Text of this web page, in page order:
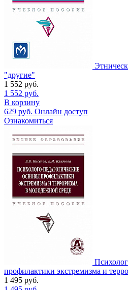
"другие"
1 552 руб.
1 552 руб.
В корзину
629 руб. Онлайн доступ
Ознакомиться
профилактики экстремизма и
1 495 руб.